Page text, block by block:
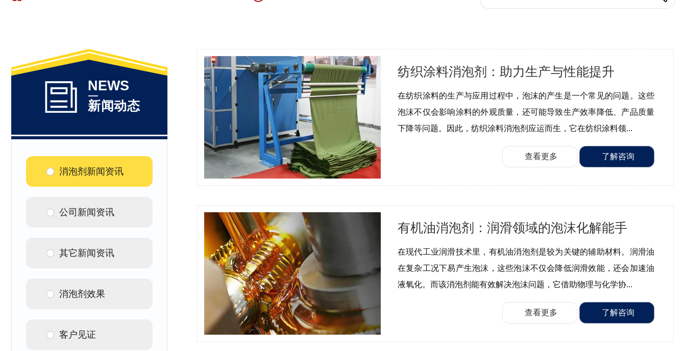
NEWS
新闻动态
消泡剂新闻资讯
公司新闻资讯
其它新闻资讯
消泡剂效果
客户见证
纺织涂料消泡剂：助力生产与性能提升
在纺织涂料的生产与应用过程中，泡沫的产生是一个常见的问题。这些
泡沫不仅会影响涂料的外观质量，还可能导致生产效率降低、产品质量
下降等问题。因此，纺织涂料消泡剂应运而生，它在纺织涂料领...
查看更多 了解咨询
有机油消泡剂：润滑领域的泡沫化解能手
在现代工业润滑技术里，有机油消泡剂是较为关键的辅助材料。润滑油
在复杂工况下易产生泡沫，这些泡沫不仅会降低润滑效能，还会加速油
液氧化。而该消泡剂能有效解决泡沫问题，它借助物理与化学协...
查看更多 了解咨询